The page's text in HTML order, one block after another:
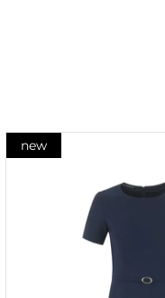
new